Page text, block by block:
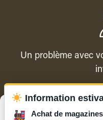
Un problème avec
Contacter
Information
Achat de magazines